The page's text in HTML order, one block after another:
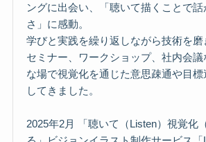
ングに出会い、「聴いて描くことで話
さ」に感動。
学びと実践を繰り返しながら技術を磨
セミナー、ワークショップ、社内会議
な場で視覚化を通じた意思疎通や目標
してきました。
2025年2月 「聴いて（Listen）視覚化